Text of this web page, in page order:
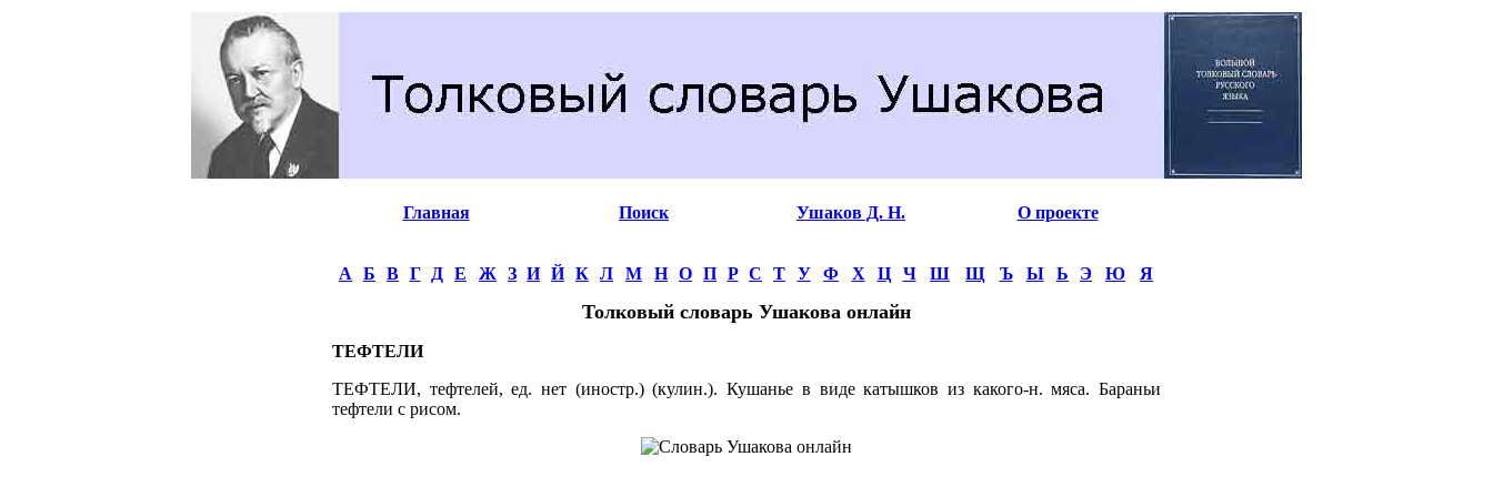
Главная Поиск Ушаков Д. Н. О проекте
А Б В Г Д Е Ж З И Й К Л М Н О П Р С Т У Ф Х Ц Ч Ш Щ Ъ Ы Ь Э Ю Я
Толковый словарь Ушакова онлайн
ТЕФТЕЛИ
ТЕФТЕЛИ, тефтелей, ед. нет (иностр.) (кулин.). Кушанье в виде катышков из какого-н. мяса. Бараньи
тефтели с рисом.